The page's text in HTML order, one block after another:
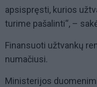
apsispręsti, kurios
turime pašalinti“, –
Finansuoti užtvankų
numačiusi.
Ministerijos